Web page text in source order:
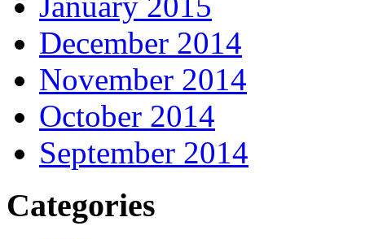
December 2014
November 2014
October 2014
September 2014
Categories